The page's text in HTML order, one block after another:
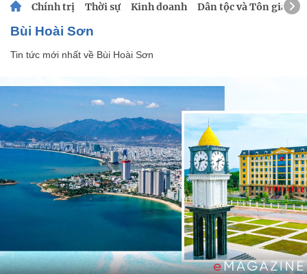
Chính trị Thời sự Kinh doanh Dân tộc và Tôn giáo
Bùi Hoài Sơn
Tin tức mới nhất về Bùi Hoài Sơn